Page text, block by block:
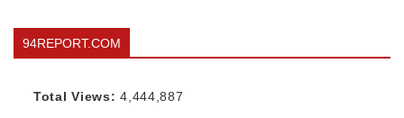
94REPORT.COM
Total Views:4,444,887